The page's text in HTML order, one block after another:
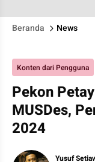
Beranda News
Konten dari Pengguna
Pekon
MUSDes,
2024
Yusuf